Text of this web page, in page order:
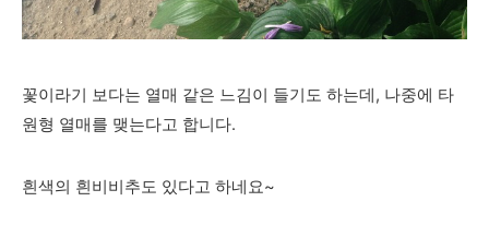
꽃이라기 보다는 열매 같은 느김이 들기도 하는데, 나중에 타
원형 열매를 맺는다고 합니다.
흰색의 흰비비추도 있다고 하네요~